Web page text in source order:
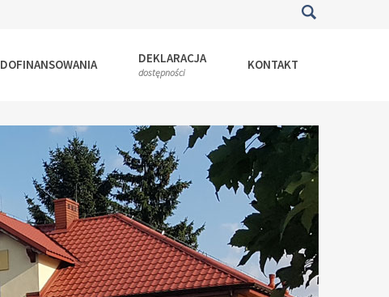
DOFINANSOWANIA DEKLARACJA
dostępności KONTAKT